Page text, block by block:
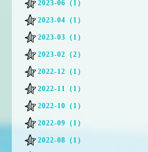
2023-06（1）
2023-04（1）
2023-03（1）
2023-02（2）
2022-12（1）
2022-11（1）
2022-10（1）
2022-09（1）
2022-08（1）